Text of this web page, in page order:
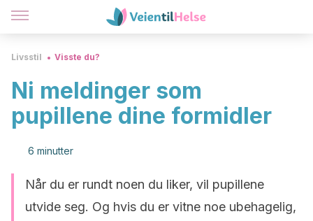
Livsstil Visste du?
Ni meldinger som
pupillene dine formidler
6 minutter
Når du er rundt noen du liker, vil pupillene
utvide seg. Og hvis du er vitne noe ubehagelig,